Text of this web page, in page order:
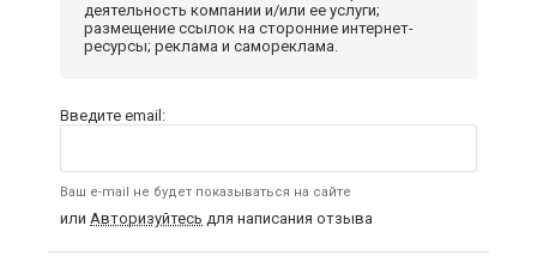
деятельность компании и/или ее услуги;
размещение ссылок на сторонние интернет-
ресурсы; реклама и самореклама.
Введите email:
Ваш e-mail не будет показываться на сайте
или Авторизуйтесь для написания отзыва